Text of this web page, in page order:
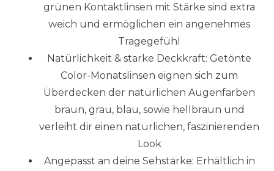
grünen Kontaktlinsen mit Stärke sind extra
weich und ermöglichen ein angenehmes
Tragegefühl
Natürlichkeit & starke Deckkraft: Getönte
Color-Monatslinsen eignen sich zum
Überdecken der natürlichen Augenfarben
braun, grau, blau, sowie hellbraun und
verleiht dir einen natürlichen, faszinierenden
Look
Angepasst an deine Sehstärke: Erhältlich in